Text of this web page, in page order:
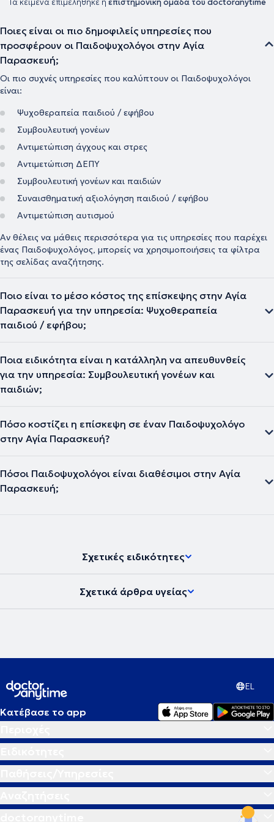
Τα κείμενα επιμελήθηκε η επιστημονική ομάδα του doctoranytime
Ποιες είναι οι πιο δημοφιλείς υπηρεσίες που
προσφέρουν οι Παιδοψυχολόγοι στην Αγία
Παρασκευή;
Οι πιο συχνές υπηρεσίες που καλύπτουν οι Παιδοψυχολόγοι
είναι:
Ψυχοθεραπεία παιδιού / εφήβου
Συμβουλευτική γονέων
Αντιμετώπιση άγχους και στρες
Αντιμετώπιση ΔΕΠΥ
Συμβουλευτική γονέων και παιδιών
Συναισθηματική αξιολόγηση παιδιού / εφήβου
Αντιμετώπιση αυτισμού
Αν θέλεις να μάθεις περισσότερα για τις υπηρεσίες που παρέχει
ένας Παιδοψυχολόγος, μπορείς να χρησιμοποιήσεις τα φίλτρα
της σελίδας αναζήτησης.
Ποιο είναι το μέσο κόστος της επίσκεψης στην Αγία
Παρασκευή για την υπηρεσία: Ψυχοθεραπεία
παιδιού / εφήβου;
Ποια ειδικότητα είναι η κατάλληλη να απευθυνθείς
για την υπηρεσία: Συμβουλευτική γονέων και
παιδιών;
Πόσο κοστίζει η επίσκεψη σε έναν Παιδοψυχολόγο
στην Αγία Παρασκευή?
Πόσοι Παιδοψυχολόγοι είναι διαθέσιμοι στην Αγία
Παρασκευή;
Σχετικές ειδικότητες
Σχετικά άρθρα υγείας
EL
Κατέβασε το app